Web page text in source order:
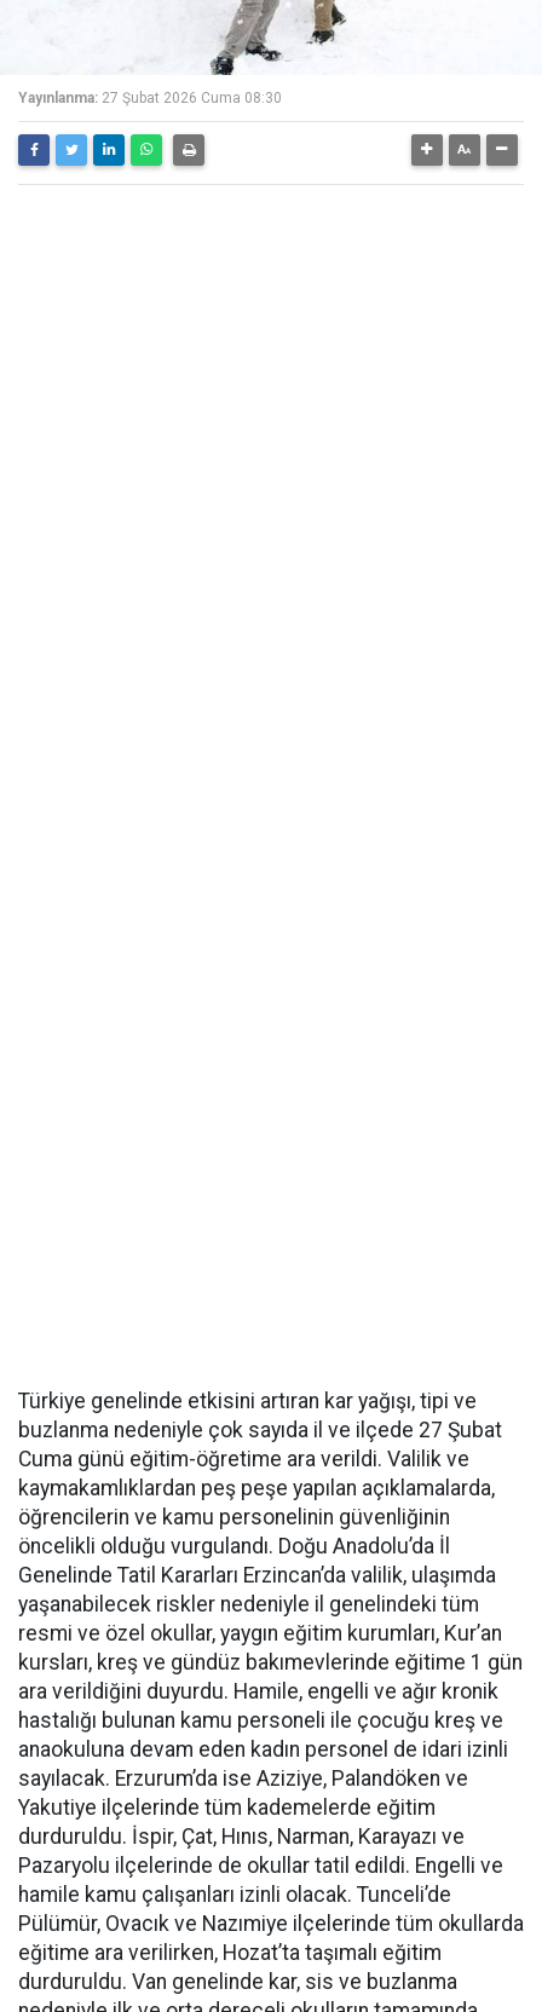
Yayınlanma: 27 Şubat 2026 Cuma 08:30
Türkiye genelinde etkisini artıran kar yağışı, tipi ve
buzlanma nedeniyle çok sayıda il ve ilçede 27 Şubat
Cuma günü eğitim-öğretime ara verildi. Valilik ve
kaymakamlıklardan peş peşe yapılan açıklamalarda,
öğrencilerin ve kamu personelinin güvenliğinin
öncelikli olduğu vurgulandı. Doğu Anadolu’da İl
Genelinde Tatil Kararları Erzincan’da valilik, ulaşımda
yaşanabilecek riskler nedeniyle il genelindeki tüm
resmi ve özel okullar, yaygın eğitim kurumları, Kur’an
kursları, kreş ve gündüz bakımevlerinde eğitime 1 gün
ara verildiğini duyurdu. Hamile, engelli ve ağır kronik
hastalığı bulunan kamu personeli ile çocuğu kreş ve
anaokuluna devam eden kadın personel de idari izinli
sayılacak. Erzurum’da ise Aziziye, Palandöken ve
Yakutiye ilçelerinde tüm kademelerde eğitim
durduruldu. İspir, Çat, Hınıs, Narman, Karayazı ve
Pazaryolu ilçelerinde de okullar tatil edildi. Engelli ve
hamile kamu çalışanları izinli olacak. Tunceli’de
Pülümür, Ovacık ve Nazımiye ilçelerinde tüm okullarda
eğitime ara verilirken, Hozat’ta taşımalı eğitim
durduruldu. Van genelinde kar, sis ve buzlanma